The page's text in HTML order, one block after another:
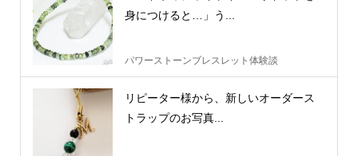
身につけると…」う...
パワーストーンブレスレット体験談
リピーター様から、新しいオーダース
トラップのお写真...